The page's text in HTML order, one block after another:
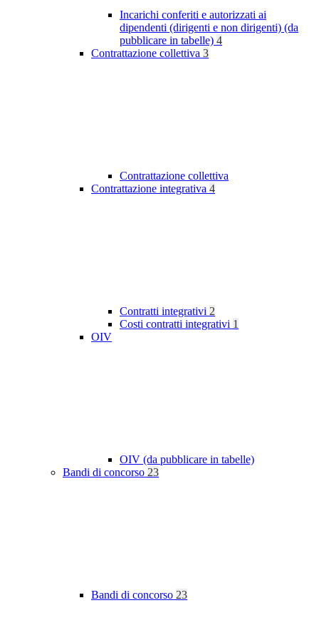
Incarichi conferiti e autorizzati ai
dipendenti (dirigenti e non dirigenti) (da
pubblicare in tabelle) 4
Contrattazione collettiva 3
Contrattazione collettiva
Contrattazione integrativa 4
Contratti integrativi 2
Costi contratti integrativi 1
OIV
OIV (da pubblicare in tabelle)
Bandi di concorso 23
Bandi di concorso 23